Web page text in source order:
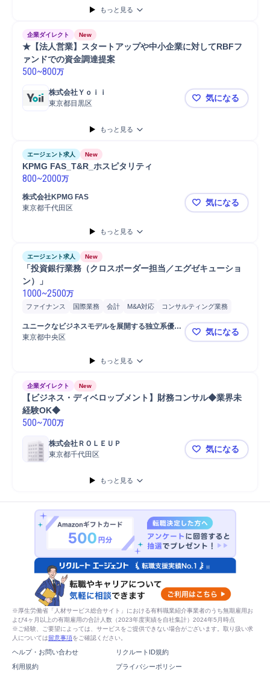
M&Aコンサルティング
監査 Microsoft Word
もっと見る
企業ダイレクト New
★【法人営業】スタートアップや中小企業に対してRBFフ
ァンドでの資金調達提案
500~800万
株式会社Ｙｏｉｉ
東京都目黒区
★【法人営
気になる
もっと見る
エージェント求人 New
KPMG FAS_T&R_ホスピタリティ
800~2000万
株式会社KPMG FAS
東京都千代田区
KPMG
気になる
もっと見る
エージェント求人 New
「投資銀行業務（クロスボーダー担当／エグゼキューショ
ン）」
1000~2500万
ファイナンス 国際業務 会計 M&A対応
コンサルティング業務
M&Aアドバイザリー
M&Aコンサルティング
顧客対応 財務
ユニークなビジネスモデルを展開する独立系優良
中堅証券会社
東京都中央区 「投資銀行
気になる
もっと見る
企業ダイレクト New
【ビジネス・ディベロップメント】財務コンサル◆業界未
経験OK◆
500~700万
株式会社ＲＯＬＥＵＰ
東京都千代田区
【ビジネス
気になる
もっと見る
※厚生労働省「人材サービス総合サイト」における有料職業紹介事業者のうち無期雇用お
よび4ヶ月以上の有期雇用の合計人数（2023年度実績を自社集計）2024年5月時点
※ご経験、ご要望によっては、サービスをご提供できない場合がございます。取り扱い求
人については留意事項をご確認ください。
ヘルプ・お問い合わせ
リクルートID規約
利用規約
プライバシーポリシー